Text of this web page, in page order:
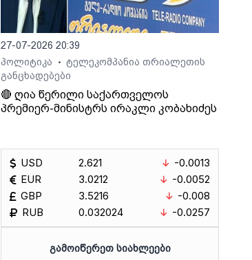
27-07-2026 20:39
პოლიტიკა
•
ტელეკომპანია თრიალეთის
განცხადებები
🔴 ღია წერილი საქართველოს
პრემიერ-მინისტრს ირაკლი კობახიძეს
USD
EUR
GBP
RUB
2.621
3.0212
3.5216
0.032024
-0.0013
-0.0052
-0.008
-0.0257
ᲒᲐᲛᲝᲘᲬᲔᲠᲔᲗ ᲡᲘᲐᲮᲚᲔᲔᲑᲘ